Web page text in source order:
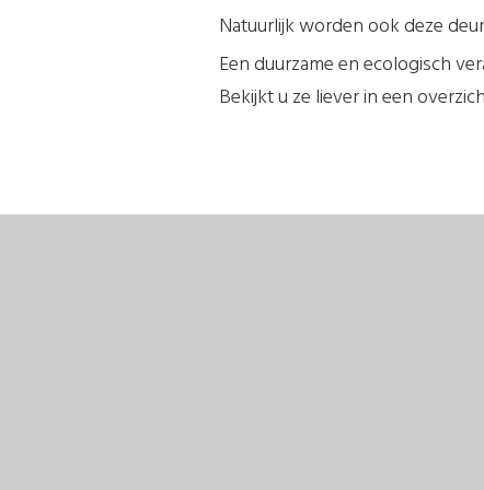
Natuurlijk worden ook deze
Een duurzame en ecologisch
Bekijkt u ze liever in een